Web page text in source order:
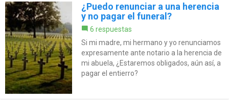
¿Puedo renunciar a una herencia
y no pagar el funeral?
6 respuestas
Si mi madre, mi hermano y yo renunciamos
expresamente ante notario a la herencia de
mi abuela, ¿Estaremos obligados, aún así, a
pagar el entierro?